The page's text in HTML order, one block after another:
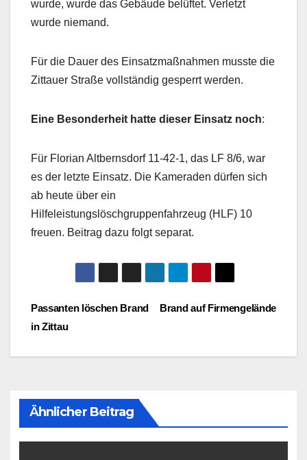
wurde, wurde das Gebäude belüftet. Verletzt
wurde niemand.
Für die Dauer des Einsatzmaßnahmen musste die
Zittauer Straße vollständig gesperrt werden.
Eine Besonderheit hatte dieser Einsatz noch:
Für Florian Altbernsdorf 11-42-1, das LF 8/6, war
es der letzte Einsatz. Die Kameraden dürfen sich
ab heute über ein
Hilfeleistungslöschgruppenfahrzeug (HLF) 10
freuen. Beitrag dazu folgt separat.
Beitragsnavigation
Brand auf Firmengelände
Passanten löschen Brand
in Zittau
Ähnlicher Beitrag